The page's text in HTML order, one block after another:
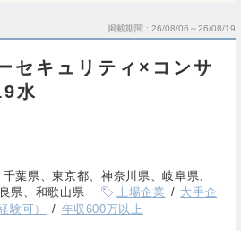
掲載期間 26/08/06～26/08/19
セキュリティ×コンサ
水
葉県、東京都、神奈川県、岐阜県、
県、和歌山県
上場企業
大手企
験可） 年収600万以上